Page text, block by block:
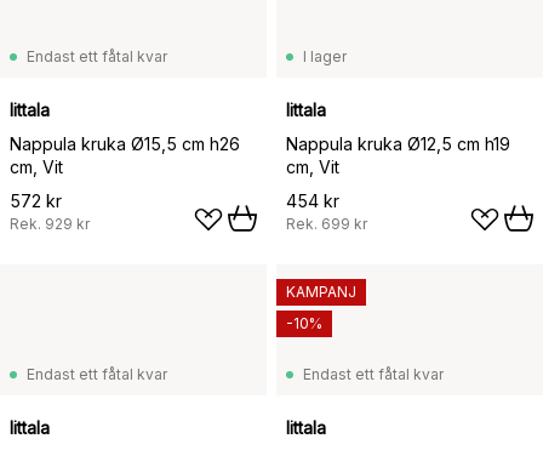
Endast ett fåtal kvar
Iittala
Nappula kruka Ø15,5 cm h26
cm, Vit
572 kr
Rek. 929 kr
I lager
Iittala
Nappula kruka Ø12,5 cm h19
cm, Vit
454 kr
Rek. 699 kr
Endast ett fåtal kvar
Iittala
Endast ett fåtal kvar
Iittala
KAMPANJ
-10%